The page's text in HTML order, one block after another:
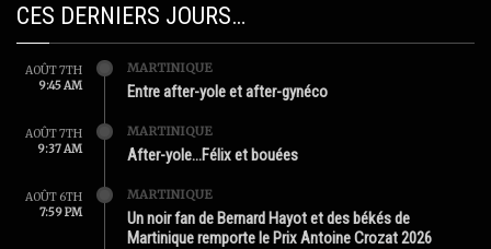
CES DERNIERS JOURS…
AOÛT 7TH
9:45 AM
MARTINIQUE
Entre after-yole et after-gynéco
AOÛT 7TH
9:37 AM
MARTINIQUE
After-yole…Félix et bouées
AOÛT 6TH
7:59 PM
MARTINIQUE
Un noir fan de Bernard Hayot et des békés de
Martinique remporte le Prix Antoine Crozat 2026